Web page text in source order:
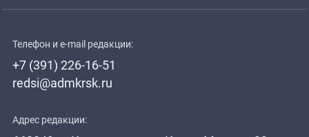
Телефон и e-mail редакции:
+7 (391) 226-16-51
redsi@admkrsk.ru
Адрес редакции: